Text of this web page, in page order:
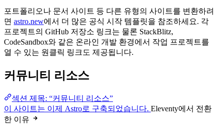
포트폴리오나 문서 사이트 등 다른 유형의 사이트를 변환하려
면 astro.new에서 더 많은 공식 시작 템플릿을 참조하세요. 각
프로젝트의 GitHub 저장소 링크는 물론 StackBlitz,
CodeSandbox와 같은 온라인 개발 환경에서 작업 프로젝트를
열 수 있는 원클릭 링크도 제공됩니다.
커뮤니티 리소스
섹션 제목: “커뮤니티 리소스”
이 사이트는 이제 Astro로 구축되었습니다. Eleventy에서 전환
한 이유